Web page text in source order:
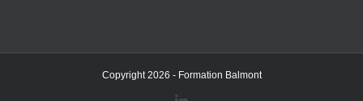
Copyright 2026 - Formation Balmont